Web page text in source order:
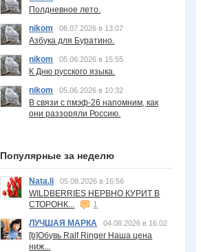
Полдневное лето.
nikom
08.07.2026 в 13:07
Азбука для Буратино.
nikom
05.06.2026 в 15:55
К Дню русского языка.
nikom
05.06.2026 в 10:32
В связи с пмэф-26 напомним, как
они раззоряли Россию.
Популярные за неделю
Nata.li 05.08.2026 в 16:56
WILDBERRIES НЕРВНО КУРИТ В
СТОРОНК...
1
ЛУЧШАЯ МАРКА
04.08.2026 в 16:02
[b]Обувь Ralf Ringer Наша цена
ниж...